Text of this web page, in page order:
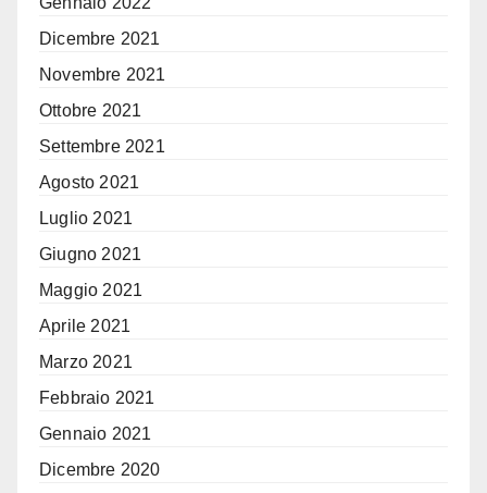
Dicembre 2021
Novembre 2021
Ottobre 2021
Settembre 2021
Agosto 2021
Luglio 2021
Giugno 2021
Maggio 2021
Aprile 2021
Marzo 2021
Febbraio 2021
Gennaio 2021
Dicembre 2020